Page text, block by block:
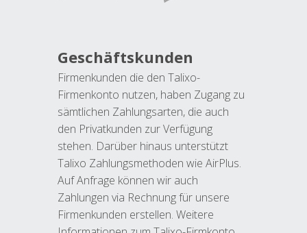
Geschäftskunden
Firmenkunden die den Talixo-
Firmenkonto nutzen, haben Zugang zu
sämtlichen Zahlungsarten, die auch
den Privatkunden zur Verfügung
stehen. Darüber hinaus unterstützt
Talixo Zahlungsmethoden wie AirPlus.
Auf Anfrage können wir auch
Zahlungen via Rechnung für unsere
Firmenkunden erstellen. Weitere